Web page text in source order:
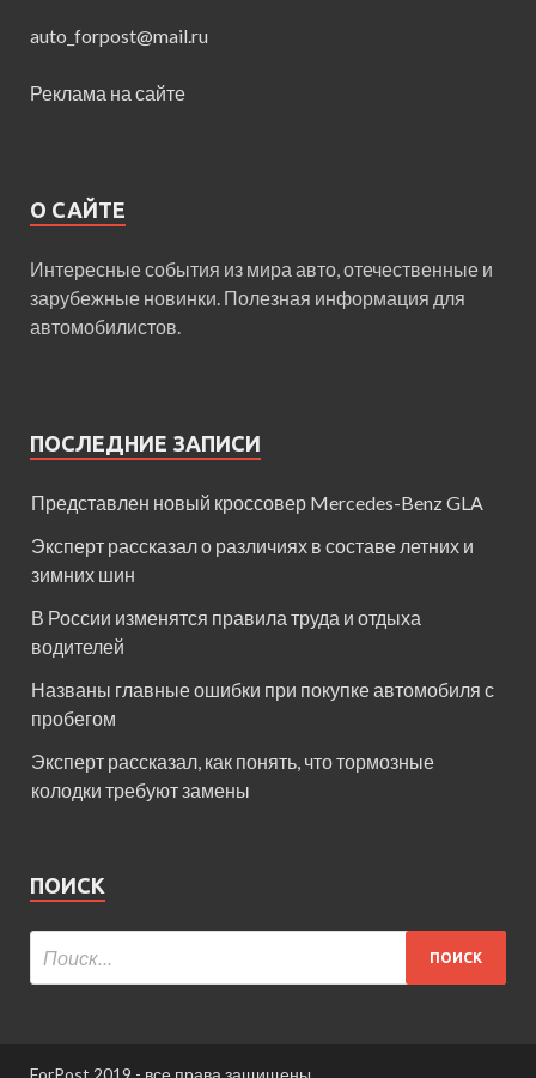
auto_forpost@mail.ru
Реклама на сайте
О САЙТЕ
Интересные события из мира авто, отечественные и
зарубежные новинки. Полезная информация для
автомобилистов.
ПОСЛЕДНИЕ ЗАПИСИ
Представлен новый кроссовер Mercedes-Benz GLA
Эксперт рассказал о различиях в составе летних и
зимних шин
В России изменятся правила труда и отдыха
водителей
Названы главные ошибки при покупке автомобиля с
пробегом
Эксперт рассказал, как понять, что тормозные
колодки требуют замены
ПОИСК